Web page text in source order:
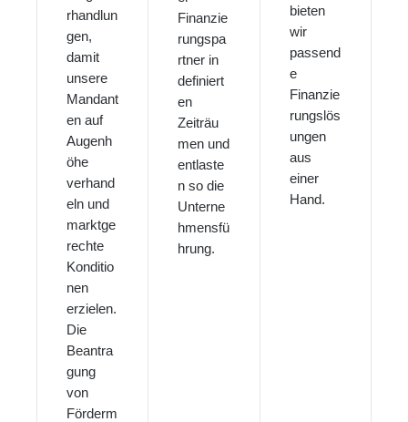
rhandlun
gen,
damit
unsere
Mandant
en auf
Augenh
öhe
verhand
eln und
marktge
rechte
Konditio
nen
erzielen.
Die
Beantra
gung
von
Förderm
Finanzie
rungspa
rtner in
definiert
en
Zeiträu
men und
entlaste
n so die
Unterne
hmensfü
hrung.
bieten
wir
passend
e
Finanzie
rungslös
ungen
aus
einer
Hand.